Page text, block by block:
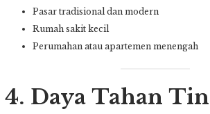
Pasar tradisional dan modern
Rumah sakit kecil
Perumahan atau apartemen menengah
4. Daya Tahan